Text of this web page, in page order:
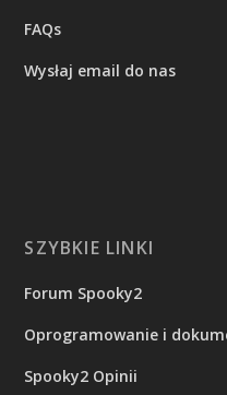
FAQs
Wysłaj email do nas
SZYBKIE LINKI
Forum Spooky2
Oprogramowanie i
Spooky2 Opinii